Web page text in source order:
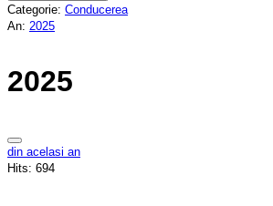
Categorie: Conducerea
An: 2025
2025
din acelasi an
Hits: 694